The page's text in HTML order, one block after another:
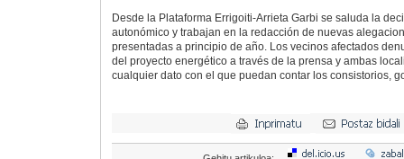
Desde la Plataforma Errigoiti-Arrieta Garbi se saluda la
autonómico y trabajan en la redacción de nuevas
presentadas a principio de año. Los vecinos afectados
del proyecto energético a través de la prensa y ambas
cualquier dato con el que puedan contar los consistorios,